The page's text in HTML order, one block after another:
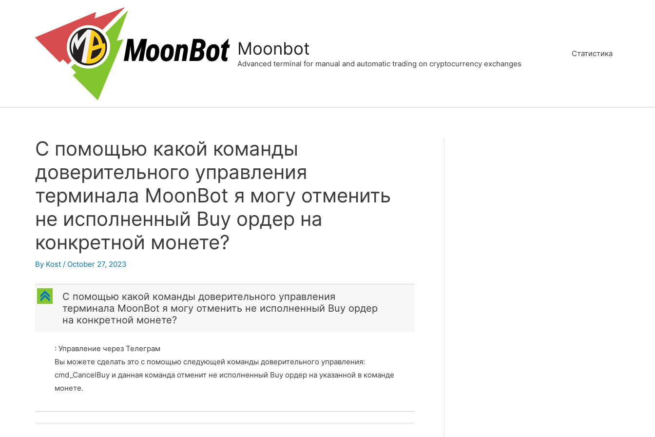
Moonbot
Advanced terminal for manual and automatic trading on cryptocurrency exchanges
Статистика
С помощью какой команды
доверительного управления
терминала MoonBot я могу отменить
не исполненный Buy ордер на
конкретной монете?
By Kost / October 27, 2023
C
С помощью какой команды доверительного управления
терминала MoonBot я могу отменить не исполненный Buy ордер
на конкретной монете?
: Управление через Телеграм
Вы можете сделать это с помощью следующей команды доверительного управления:
cmd_CancelBuy и данная команда отменит не исполненный Buy ордер на указанной в команде
монете.